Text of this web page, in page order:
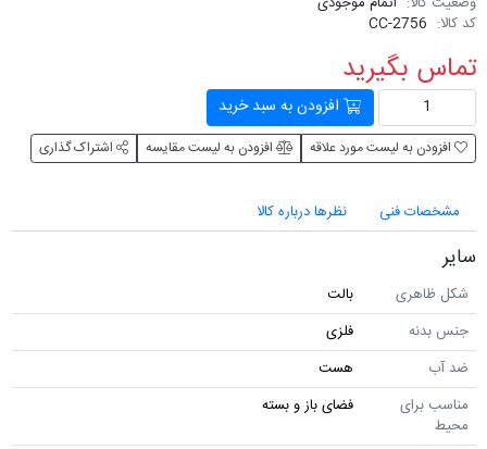
کد کالا: CC-2756
تماس بگیرید
افزودن به سبد خرید
افزودن به لیست مورد علاقه افزودن به لیست مقایسه اشتراک گذاری
مشخصات فنی نظرها درباره کالا
سایر
شکل ظاهری
بالت
جنس بدنه
فلزی
ضد آب
هست
مناسب برای
محیط
فضای باز و بسته